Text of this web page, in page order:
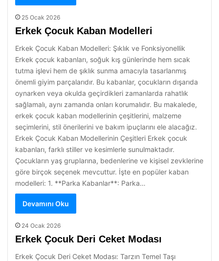
25 Ocak 2026
Erkek Çocuk Kaban Modelleri
Erkek Çocuk Kaban Modelleri: Şıklık ve Fonksiyonellik
Erkek çocuk kabanları, soğuk kış günlerinde hem sıcak
tutma işlevi hem de şıklık sunma amacıyla tasarlanmış
önemli giyim parçalarıdır. Bu kabanlar, çocukların dışarıda
oynarken veya okulda geçirdikleri zamanlarda rahatlık
sağlamalı, aynı zamanda onları korumalıdır. Bu makalede,
erkek çocuk kaban modellerinin çeşitlerini, malzeme
seçimlerini, stil önerilerini ve bakım ipuçlarını ele alacağız.
Erkek Çocuk Kaban Modellerinin Çeşitleri Erkek çocuk
kabanları, farklı stiller ve kesimlerle sunulmaktadır.
Çocukların yaş gruplarına, bedenlerine ve kişisel zevklerine
göre birçok seçenek mevcuttur. İşte en popüler kaban
modelleri: 1. **Parka Kabanlar**: Parka…
Devamını Oku
24 Ocak 2026
Erkek Çocuk Deri Ceket Modası
Erkek Çocuk Deri Ceket Modası: Tarzın Temel Taşı